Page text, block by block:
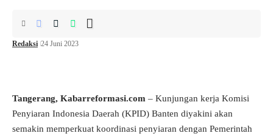
Redaksi 24 Juni 2023
Tangerang, Kabarreformasi.com – Kunjungan kerja Komisi
Penyiaran Indonesia Daerah (KPID) Banten diyakini akan
semakin memperkuat koordinasi penyiaran dengan Pemerintah